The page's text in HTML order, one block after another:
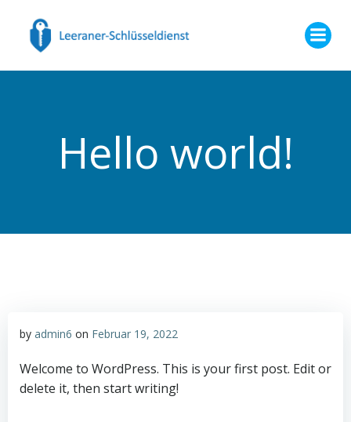
Inhalt
Hello world!
by admin6 on Februar 19, 2022
Welcome to WordPress. This is your first post. Edit or
delete it, then start writing!